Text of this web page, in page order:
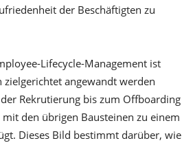
der Beschäftigten zu
Lifecycle-Management ist
angewandt werden
Rekrutierung bis zum Offboarding
den übrigen Bausteinen zu einem
Dieses Bild bestimmt darüber, wie